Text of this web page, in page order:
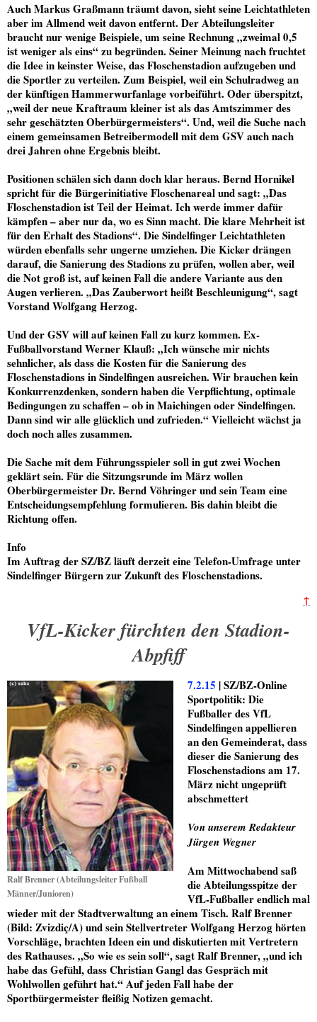
Auch Markus Graßmann träumt davon, sieht seine Leichtathleten
aber im Allmend weit davon entfernt. Der Abteilungsleiter
braucht nur wenige Beispiele, um seine Rechnung „zweimal 0,5
ist weniger als eins“ zu begründen. Seiner Meinung nach fruchtet
die Idee in keinster Weise, das Floschenstadion aufzugeben und
die Sportler zu verteilen. Zum Beispiel, weil ein Schulradweg an
der künftigen Hammerwurfanlage vorbeiführt. Oder überspitzt,
„weil der neue Kraftraum kleiner ist als das Amtszimmer des
sehr geschätzten Oberbürgermeisters“. Und, weil die Suche nach
einem gemeinsamen Betreibermodell mit dem GSV auch nach
drei Jahren ohne Ergebnis bleibt.
Positionen schälen sich dann doch klar heraus. Bernd Hornikel
spricht für die Bürgerinitiative Floschenareal und sagt: „Das
Floschenstadion ist Teil der Heimat. Ich werde immer dafür
kämpfen – aber nur da, wo es Sinn macht. Die klare Mehrheit ist
für den Erhalt des Stadions“. Die Sindelfinger Leichtathleten
würden ebenfalls sehr ungerne umziehen. Die Kicker drängen
darauf, die Sanierung des Stadions zu prüfen, wollen aber, weil
die Not groß ist, auf keinen Fall die andere Variante aus den
Augen verlieren. „Das Zauberwort heißt Beschleunigung“, sagt
Vorstand Wolfgang Herzog.
Und der GSV will auf keinen Fall zu kurz kommen. Ex-
Fußballvorstand Werner Klauß: „Ich wünsche mir nichts
sehnlicher, als dass die Kosten für die Sanierung des
Floschenstadions in Sindelfingen ausreichen. Wir brauchen kein
Konkurrenzdenken, sondern haben die Verpflichtung, optimale
Bedingungen zu schaffen – ob in Maichingen oder Sindelfingen.
Dann sind wir alle glücklich und zufrieden.“ Vielleicht wächst ja
doch noch alles zusammen.
Die Sache mit dem Führungsspieler soll in gut zwei Wochen
geklärt sein. Für die Sitzungsrunde im März wollen
Oberbürgermeister Dr. Bernd Vöhringer und sein Team eine
Entscheidungsempfehlung formulieren. Bis dahin bleibt die
Richtung offen.
Info
Im Auftrag der SZ/BZ läuft derzeit eine Telefon-Umfrage unter
Sindelfinger Bürgern zur Zukunft des Floschenstadions.
↑
VfL-Kicker fürchten den Stadion-
Abpfiff
Ralf Brenner (Abteilungsleiter Fußball
Männer/Junioren)
7.2.15 | SZ/BZ-Online
Sportpolitik: Die
Fußballer des VfL
Sindelfingen appellieren
an den Gemeinderat, dass
dieser die Sanierung des
Floschenstadions am 17.
März nicht ungeprüft
abschmettert
Von unserem Redakteur
Jürgen Wegner
Am Mittwochabend saß
die Abteilungsspitze der
VfL-Fußballer endlich mal
wieder mit der Stadtverwaltung an einem Tisch. Ralf Brenner
(Bild: Zvizdiç/A) und sein Stellvertreter Wolfgang Herzog hörten
Vorschläge, brachten Ideen ein und diskutierten mit Vertretern
des Rathauses. „So wie es sein soll“, sagt Ralf Brenner, „und ich
habe das Gefühl, dass Christian Gangl das Gespräch mit
Wohlwollen geführt hat.“ Auf jeden Fall habe der
Sportbürgermeister fleißig Notizen gemacht.